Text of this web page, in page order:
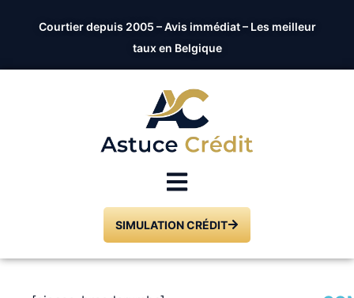
Courtier depuis 2005 – Avis immédiat – Les meilleur
taux en Belgique
SIMULATION CRÉDIT